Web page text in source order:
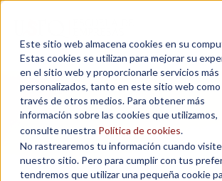
Este sitio web almacena cookies en su
Estas cookies se utilizan para mejorar su
en el sitio web y proporcionarle servicios más
personalizados, tanto en este sitio web como
través de otros medios. Para obtener más
información sobre las cookies que utilizamos,
consulte nuestra Política de cookies.
No rastrearemos tu información cuando
nuestro sitio. Pero para cumplir con tus
tendremos que utilizar una pequeña cookie